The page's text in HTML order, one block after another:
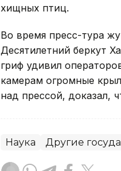
хищных птиц.
Во время пресс-тура
Десятилетний беркут
гриф удивил
камерам огромные
над прессой, доказал,
Наука Другие